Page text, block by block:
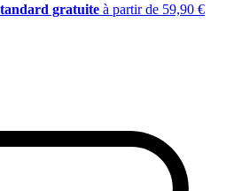
gratuite à partir de 59,90 €